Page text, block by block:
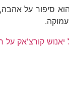
סיפור על